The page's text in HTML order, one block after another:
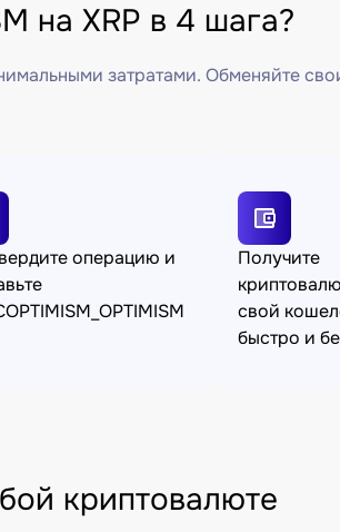
на XRP в 4 шага?
затратами. Обменяйте
операцию и
Получите
свой
быстро и
криптовалюте